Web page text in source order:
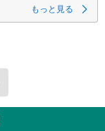
もっと見る